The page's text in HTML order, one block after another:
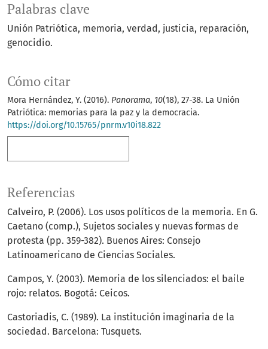
Palabras clave
Unión Patriótica memoria verdad justicia reparación
genocidio.
Cómo citar
Mora Hernández, Y. (2016). Panorama, 10(18), 27-38. La Unión
Patriótica: memorias para la paz y la democracia.
https://doi.org/10.15765/pnrm.v10i18.822
Referencias
Calveiro, P. (2006). Los usos políticos de la memoria. En G.
Caetano (comp.), Sujetos sociales y nuevas formas de
protesta (pp. 359-382). Buenos Aires: Consejo
Latinoamericano de Ciencias Sociales.
Campos, Y. (2003). Memoria de los silenciados: el baile
rojo: relatos. Bogotá: Ceicos.
Castoriadis, C. (1989). La institución imaginaria de la
sociedad. Barcelona: Tusquets.